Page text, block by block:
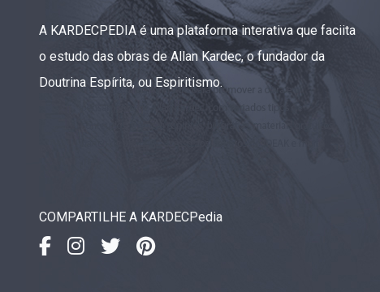
A KARDECPEDIA é uma plataforma interativa que faciita
o estudo das obras de Allan Kardec, o fundador da
Doutrina Espírita, ou Espiritismo.
COMPARTILHE A KARDECPedia